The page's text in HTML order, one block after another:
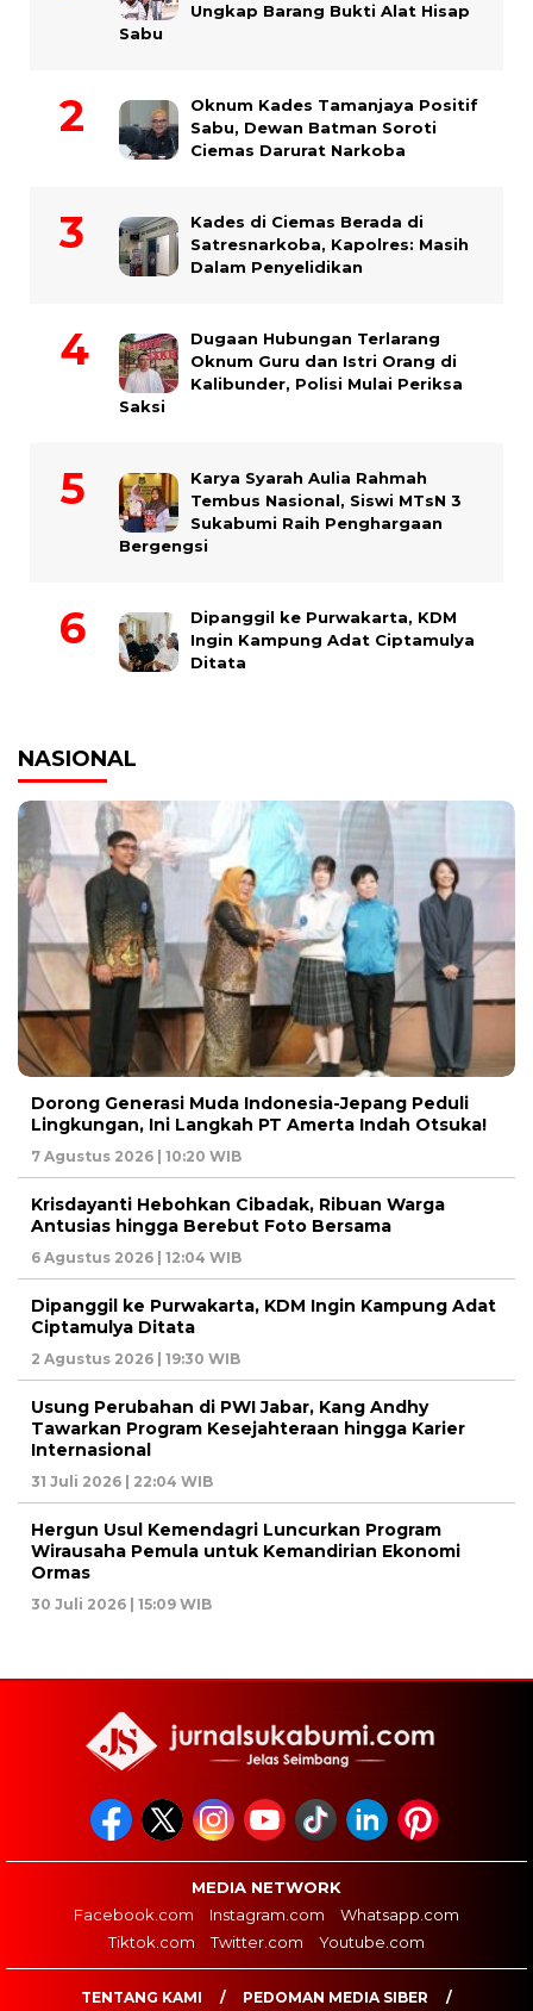
Ungkap Barang Bukti Alat Hisap
Sabu
Oknum Kades Tamanjaya Positif
Sabu, Dewan Batman Soroti
Ciemas Darurat Narkoba
Kades di Ciemas Berada di
Satresnarkoba, Kapolres: Masih
Dalam Penyelidikan
Dugaan Hubungan Terlarang
Oknum Guru dan Istri Orang di
Kalibunder, Polisi Mulai Periksa
Saksi
Karya Syarah Aulia Rahmah
Tembus Nasional, Siswi MTsN 3
Sukabumi Raih Penghargaan
Bergengsi
Dipanggil ke Purwakarta, KDM
Ingin Kampung Adat Ciptamulya
Ditata
NASIONAL
Dorong Generasi Muda Indonesia-Jepang Peduli
Lingkungan, Ini Langkah PT Amerta Indah Otsuka!
7 Agustus 2026 | 10:20 WIB
Krisdayanti Hebohkan Cibadak, Ribuan Warga
Antusias hingga Berebut Foto Bersama
6 Agustus 2026 | 12:04 WIB
Dipanggil ke Purwakarta, KDM Ingin Kampung Adat
Ciptamulya Ditata
2 Agustus 2026 | 19:30 WIB
Usung Perubahan di PWI Jabar, Kang Andhy
Tawarkan Program Kesejahteraan hingga Karier
Internasional
31 Juli 2026 | 22:04 WIB
Hergun Usul Kemendagri Luncurkan Program
Wirausaha Pemula untuk Kemandirian Ekonomi
Ormas
30 Juli 2026 | 15:09 WIB
MEDIA NETWORK
Facebook.com
Instagram.com
Whatsapp.com
Tiktok.com
Twitter.com Youtube.com
TENTANG KAMI PEDOMAN MEDIA SIBER